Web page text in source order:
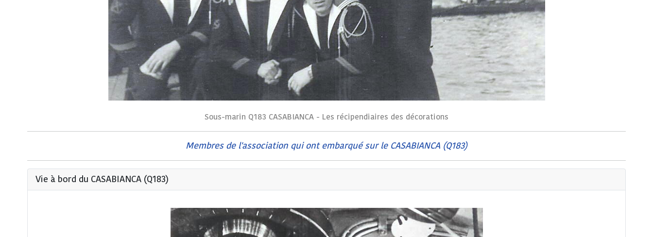
Sous-marin Q183 CASABIANCA - Les récipendiaires des décorations
Membres de l'association qui ont embarqué sur le CASABIANCA (Q183)
Vie à bord du CASABIANCA (Q183)